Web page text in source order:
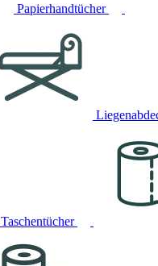
Papierhandtücher
Taschentücher